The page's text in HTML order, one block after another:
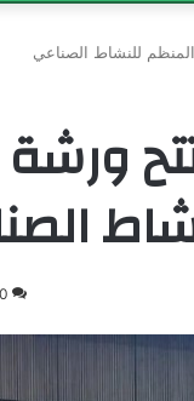
المنظم للنشاط الصناعي
0